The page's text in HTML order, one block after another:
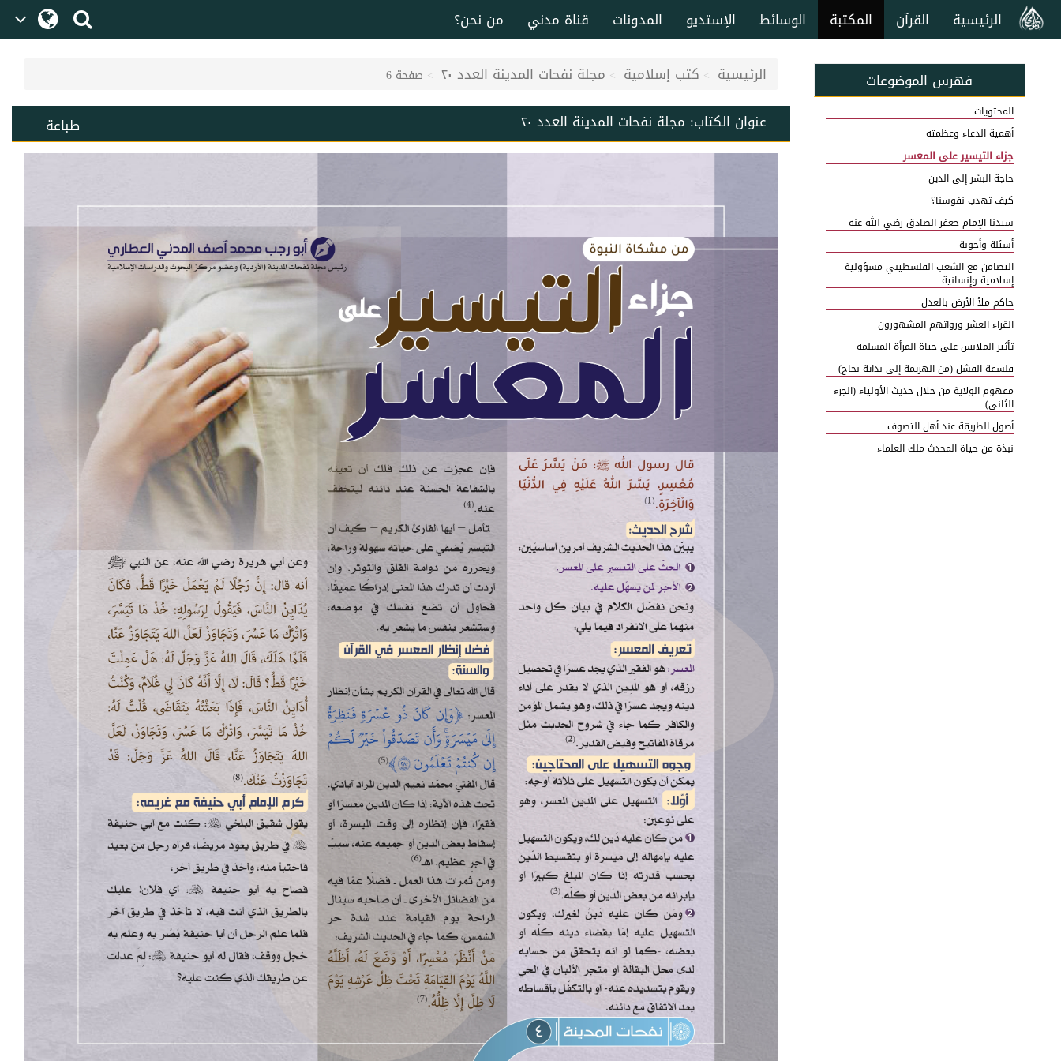
من نحن؟ قناة مدني المدونات الإستديو الوسائط المكتبة القرآن الرئيسية
الرئيسية كتب إسلامية مجلة نفحات المدينة العدد ٢٠ صفحة 6
طباعة عنوان الكتاب: مجلة نفحات المدينة العدد ٢٠
فهرس الموضوعات
المحتويات
أهمية الدعاء وعظمته
جزاء التيسير على المعسر
حاجة البشر إلى الدين
كيف تهذب نفوسنا؟
سيدنا الإمام جعفر الصادق رضي الله عنه
أسئلة وأجوبة
التضامن مع الشعب الفلسطيني مسؤولية
إسلامية وإنسانية
حاكم ملأ الأرض بالعدل
القراء العشر ورواتهم المشهورون
تأثير الملابس على حياة المرأة المسلمة
فلسفة الفشل (من الهزيمة إلى بداية نجاح)
مفهوم الولاية من خلال حديث الأولياء (الجزء
الثاني)
أصول الطريقة عند أهل التصوف
نبذة من حياة المحدث ملك العلماء